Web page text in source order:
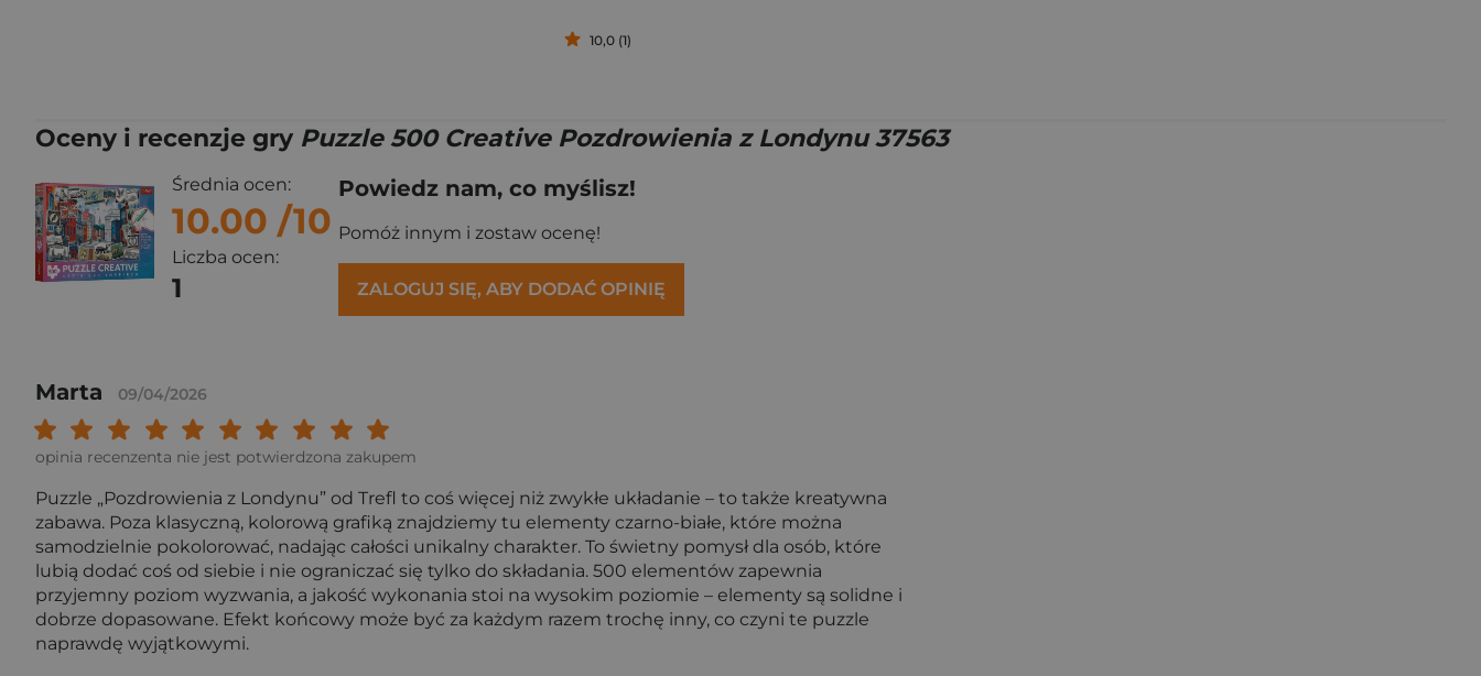
10,0 (1)
Oceny i recenzje gry Puzzle 500 Creative Pozdrowienia z Londynu 37563
Średnia ocen:
10.00 /10
Liczba ocen:
1
Powiedz nam, co myślisz!
Pomóż innym i zostaw ocenę!
ZALOGUJ SIĘ, ABY DODAĆ OPINIĘ
Marta 09/04/2026
Twoja ocena: Arcydzieło 10/10"
Twoja ocena: Wybitna 9/10"
Twoja ocena: Rewelacyjna 8/10"
Twoja ocena: Bardzo dobra 7/10"
Twoja ocena: Dobra 6/10"
Twoja ocena: Przeciętna 5/10"
Twoja ocena: Może być 4/10"
Twoja ocena: Słaba 3/10"
Twoja ocena: Bardzo słaba 2/10"
Twoja ocena: Beznadziejna 1/10"
opinia recenzenta nie jest potwierdzona zakupem
Puzzle „Pozdrowienia z Londynu” od Trefl to coś więcej niż zwykłe układanie – to także kreatywna
zabawa. Poza klasyczną, kolorową grafiką znajdziemy tu elementy czarno-białe, które można
samodzielnie pokolorować, nadając całości unikalny charakter. To świetny pomysł dla osób, które
lubią dodać coś od siebie i nie ograniczać się tylko do składania. 500 elementów zapewnia
przyjemny poziom wyzwania, a jakość wykonania stoi na wysokim poziomie – elementy są solidne i
dobrze dopasowane. Efekt końcowy może być za każdym razem trochę inny, co czyni te puzzle
naprawdę wyjątkowymi.